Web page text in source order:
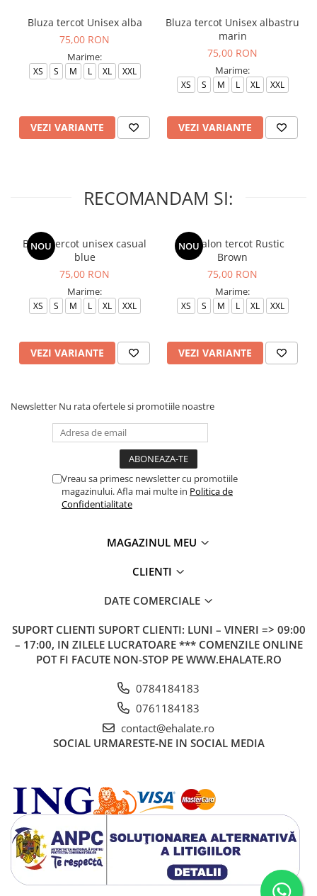
Bluza tercot Unisex alba
75,00 RON
Marime:
XS S M L XL XXL
VEZI VARIANTE
Bluza tercot Unisex albastru
marin
75,00 RON
Marime:
XS S M L XL XXL
VEZI VARIANTE
RECOMANDAM SI:
NOU
Bluza tercot unisex casual
blue
75,00 RON
Marime:
XS S M L XL XXL
VEZI VARIANTE
NOU
Pantalon tercot Rustic
Brown
75,00 RON
Marime:
XS S M L XL XXL
VEZI VARIANTE
Newsletter Nu rata ofertele si promotiile noastre
Vreau sa primesc newsletter cu promotiile
magazinului. Afla mai multe in Politica de
Confidentialitate
MAGAZINUL MEU
CLIENTI
DATE COMERCIALE
SUPORT CLIENTI SUPORT CLIENTI: LUNI – VINERI => 09:00
– 17:00, IN ZILELE LUCRATOARE *** COMENZILE ONLINE
POT FI FACUTE NON-STOP PE WWW.EHALATE.RO
0784184183
0761184183
contact@ehalate.ro
SOCIAL URMARESTE-NE IN SOCIAL MEDIA